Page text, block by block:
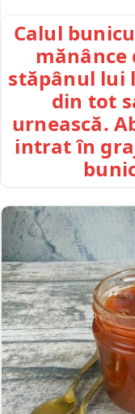
Calul
mănânce
stăpânul lui
din tot
urnească.
intrat în